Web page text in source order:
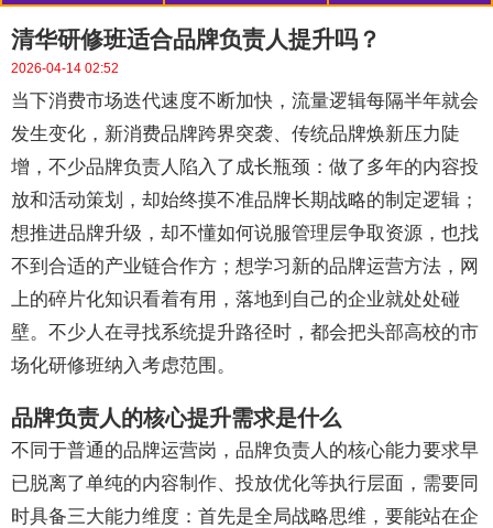
清华研修班适合品牌负责人提升吗？
2026-04-14 02:52
当下消费市场迭代速度不断加快，流量逻辑每隔半年就会
发生变化，新消费品牌跨界突袭、传统品牌焕新压力陡
增，不少品牌负责人陷入了成长瓶颈：做了多年的内容投
放和活动策划，却始终摸不准品牌长期战略的制定逻辑；
想推进品牌升级，却不懂如何说服管理层争取资源，也找
不到合适的产业链合作方；想学习新的品牌运营方法，网
上的碎片化知识看着有用，落地到自己的企业就处处碰
壁。不少人在寻找系统提升路径时，都会把头部高校的市
场化研修班纳入考虑范围。
品牌负责人的核心提升需求是什么
不同于普通的品牌运营岗，品牌负责人的核心能力要求早
已脱离了单纯的内容制作、投放优化等执行层面，需要同
时具备三大能力维度：首先是全局战略思维，要能站在企